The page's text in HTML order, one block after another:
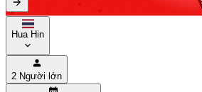
Hua Hin
2 Người lớn